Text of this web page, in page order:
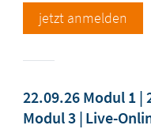
jetzt anmelden
22.09.26 Modul 1 |
Modul 3 Live-